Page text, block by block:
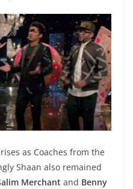
as Coaches from the
Shaan also remained
Merchant and Benny